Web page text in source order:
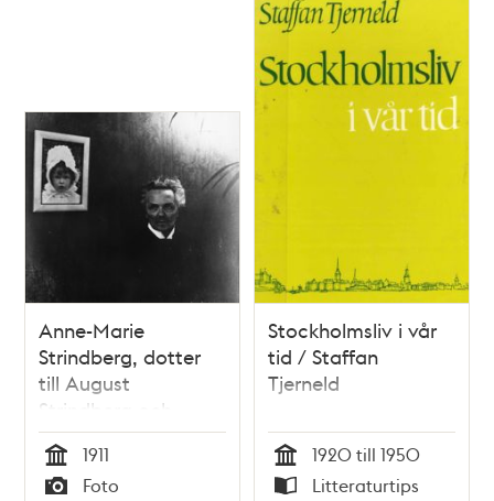
Anne-Marie
Strindberg, dotter
till August
Strindberg och
Harriet Bosse
Tid
1911
Foto
Stockholmsliv i vår
tid / Staffan
Tjerneld
Tid
1920 till 1950
Litteraturtips